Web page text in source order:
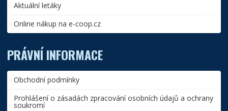
Aktuální letáky
Online nákup na e-coop.cz
PRÁVNÍ INFORMACE
Obchodní podmínky
Prohlášení o zásadách zpracování osobních údajů a ochrany
soukromí